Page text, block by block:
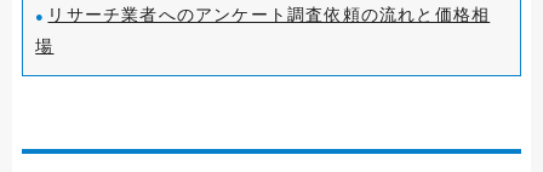
リサーチ業者へのアンケート調査依頼の流れと価格相
場